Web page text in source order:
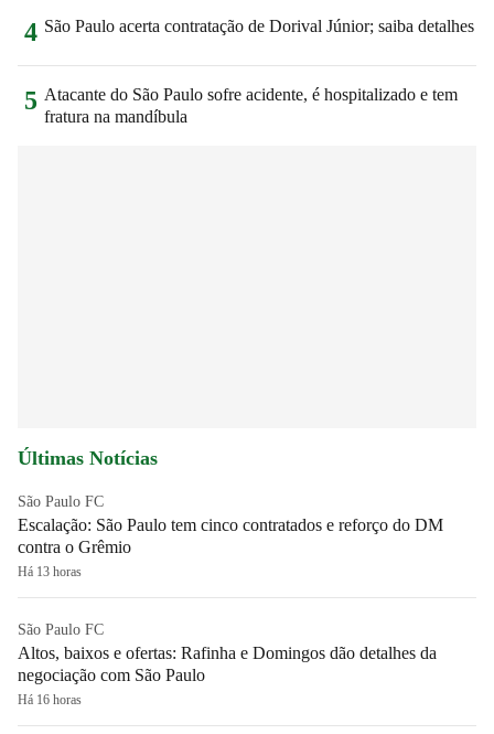
4 São Paulo acerta contratação de Dorival Júnior; saiba detalhes
5 Atacante do São Paulo sofre acidente, é hospitalizado e tem
fratura na mandíbula
Últimas Notícias
São Paulo FC
Escalação: São Paulo tem cinco contratados e reforço do DM
contra o Grêmio
Há 13 horas
São Paulo FC
Altos, baixos e ofertas: Rafinha e Domingos dão detalhes da
negociação com São Paulo
Há 16 horas